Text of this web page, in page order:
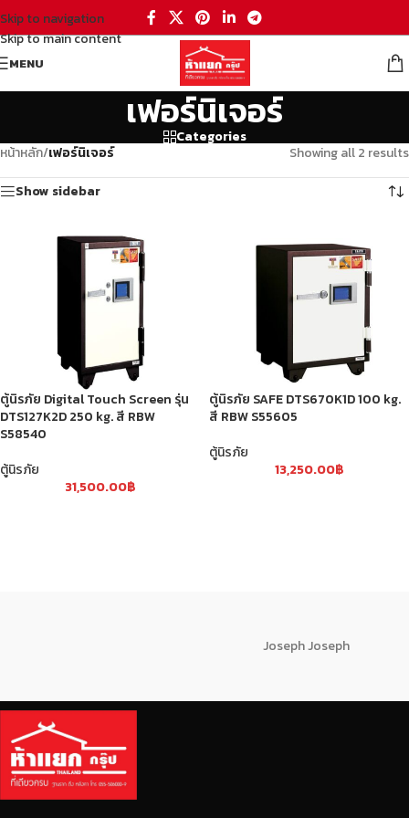
Skip to navigation
Skip to main content
MENU
เฟอร์นิเจอร์
Categories
หน้าหลัก/เฟอร์นิเจอร์
Showing all 2 results
Show sidebar
ตู้นิรภัย Digital Touch Screen รุ่น
DTS127K2D 250 kg. สี RBW
S58540
ตู้นิรภัย
31,500.00฿
ตู้นิรภัย SAFE DTS670K1D 100 kg.
สี RBW S55605
ตู้นิรภัย
13,250.00฿
Joseph Joseph